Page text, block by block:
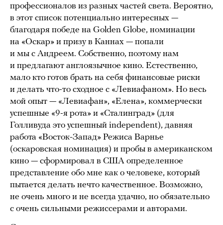
профессионалов из разных частей света. Вероятно,
в этот список потенциально интересных —
благодаря победе на Golden Globe, номинации
на «Оскар» и призу в Каннах — попали
и мы с Андреем. Собственно, поэтому нам
и предлагают англоязычное кино. Естественно,
мало кто готов брать на себя финансовые риски
и делать что-то сходное с «Левиафаном». Но весь
мой опыт — «Левиафан», «Елена», коммерчески
успешные «9-я рота» и «Сталинград» (для
Голливуда это успешный independent), давняя
работа «Восток-Запад» Режиса Варнье
(оскаровская номинация) и пробы в американском
кино — сформировал в США определенное
представление обо мне как о человеке, который
пытается делать нечто качественное. Возможно,
не очень много и не всегда удачно, но обязательно
с очень сильными режиссерами и авторами.